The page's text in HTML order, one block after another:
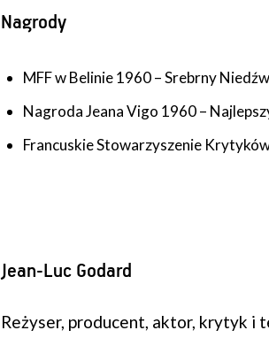
Nagrody
MFF w Belinie 1960 – Srebrny
Nagroda Jeana Vigo 1960 –
Francuskie Stowarzyszenie
Jean-Luc Godard
Reżyser, producent, aktor, krytyk i